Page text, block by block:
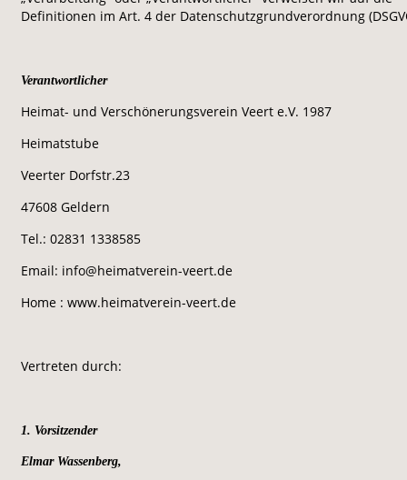
Definitionen im Art. 4 der Datenschutzgrundverordnung
Verantwortlicher
Heimat- und Verschönerungsverein Veert e.V. 1987
Heimatstube
Veerter Dorfstr.23
47608 Geldern
Tel.: 02831 1338585
Email: info@heimatverein-veert.de
Home : www.heimatverein-veert.de
Vertreten durch:
1. Vorsitzender
Elmar Wassenberg,